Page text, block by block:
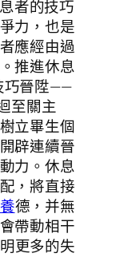
者的技巧
力，也是
應經由過
推進休息
巧晉陞——
至關主
立畢生個
辟連續晉
力。休息
，將直接
德，并無
帶動相干
更多的失